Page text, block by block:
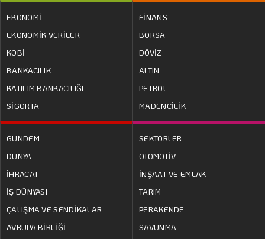
EKONOMİ
EKONOMİK VERİLER
KOBİ
BANKACILIK
KATILIM BANKACILIĞI
SİGORTA
FİNANS
BORSA
DÖVİZ
ALTIN
PETROL
MADENCİLİK
GÜNDEM
DÜNYA
İHRACAT
İŞ DÜNYASI
ÇALIŞMA VE SENDİKALAR
AVRUPA BİRLİĞİ
SEKTÖRLER
OTOMOTİV
İNŞAAT VE EMLAK
TARIM
PERAKENDE
SAVUNMA